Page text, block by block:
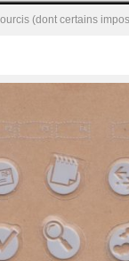
(dont certains